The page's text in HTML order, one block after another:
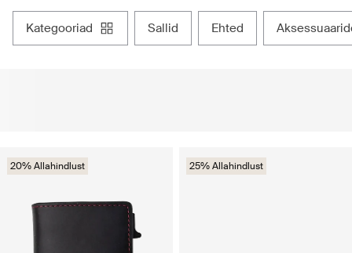
kategooriad sallid ehted
20% Allahindlust 25% Allahindlust